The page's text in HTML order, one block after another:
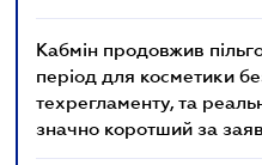
Кабмін продовжив
період для косметики
техрегламенту, та
значно коротший за